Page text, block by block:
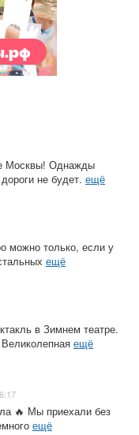
Москвы! Однажды
не будет. ещё
можно только, если у
ещё
в Зимнем театре.
ещё
🔥 Мы приехали без
ещё